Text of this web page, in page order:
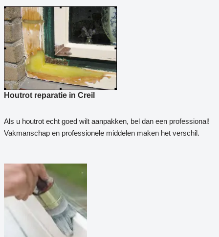
Houtrot reparatie in Creil
Als u houtrot echt goed wilt aanpakken, bel dan een professional!
Vakmanschap en professionele middelen maken het verschil.